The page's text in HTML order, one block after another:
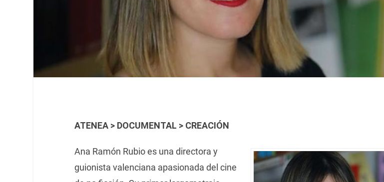
ATENEA > DOCUMENTAL > CREACIÓN
Ana Ramón Rubio es una directora y
guionista valenciana apasionada del cine